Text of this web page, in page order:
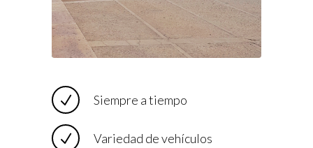
Siempre a tiempo
Variedad de vehículos